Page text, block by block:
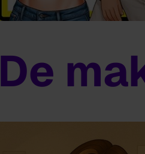
De